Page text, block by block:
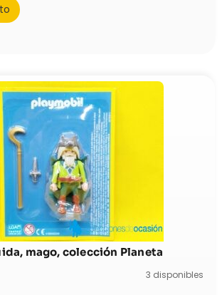
mago, colección Planeta
3 disponibles